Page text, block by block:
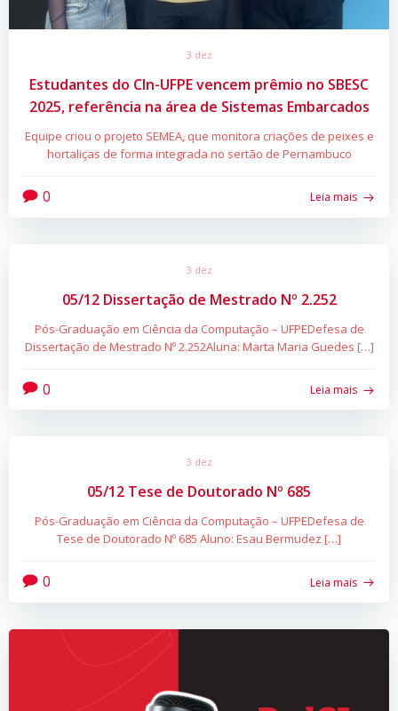
3 dez
Estudantes do CIn-UFPE vencem prêmio no SBESC
2025, referência na área de Sistemas Embarcados
Equipe criou o projeto SEMEA, que monitora criações de peixes e
hortaliças de forma integrada no sertão de Pernambuco
0 Leia mais
3 dez
05/12 Dissertação de Mestrado Nº 2.252
Pós-Graduação em Ciência da Computação – UFPEDefesa de
Dissertação de Mestrado Nº 2.252Aluna: Marta Maria Guedes […]
0 Leia mais
3 dez
05/12 Tese de Doutorado Nº 685
Pós-Graduação em Ciência da Computação – UFPEDefesa de
Tese de Doutorado Nº 685 Aluno: Esau Bermudez […]
0 Leia mais